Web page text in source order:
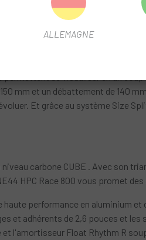
Stereo Hybrid ONE44 HPC
principal en carbone haute
de chaîne à montage direct
de visualiser en un
mm et un débattement de 140
Et grâce au système Size
carbone CUBE . Avec son
HPC Race 800 vous promet
performance en aluminium et
et adhérents de 2,6 pouces et
l'amortisseur Float Rhythm R
ALLEMAGNE